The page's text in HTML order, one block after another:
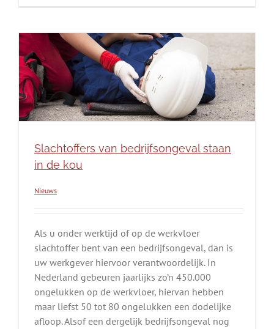
Slachtoffers van bedrijfsongeval staan
in de kou
Nieuws
Als u onder werktijd of op de werkvloer
slachtoffer bent van een bedrijfsongeval, dan is
uw werkgever hiervoor verantwoordelijk. In
Nederland gebeuren jaarlijks zo’n 450.000
ongelukken op de werkvloer, hiervan hebben
maar liefst 50 tot 80 ongelukken een dodelijke
afloop. Alsof een dergelijk bedrijfsongeval nog